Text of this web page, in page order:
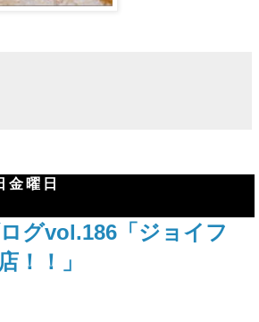
曜日
グvol.186「ジョイフ
！！」